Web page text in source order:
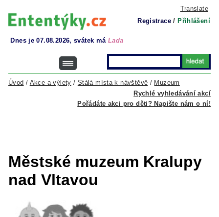
Translate
Registrace / Přihlášení
Dnes je 07.08.2026, svátek má Lada
Rychlé vyhledávání akcí
Úvod / Akce a výlety / Stálá místa k návštěvě / Muzeum
Pořádáte akci pro děti? Napište nám o ní!
Městské muzeum Kralupy
nad Vltavou